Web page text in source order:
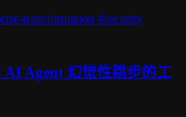
transformation #security
Agent 幻觉性跳步的工